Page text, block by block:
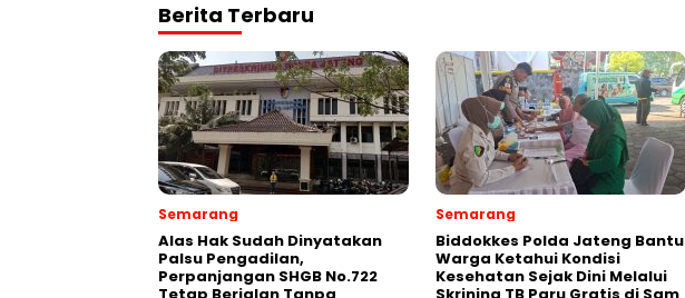
Berita Terbaru
Semarang
Alas Hak Sudah Dinyatakan
Palsu Pengadilan,
Perpanjangan SHGB No.722
Semarang
Biddokkes Polda Jateng Bantu
Warga Ketahui Kondisi
Kesehatan Sejak Dini Melalui